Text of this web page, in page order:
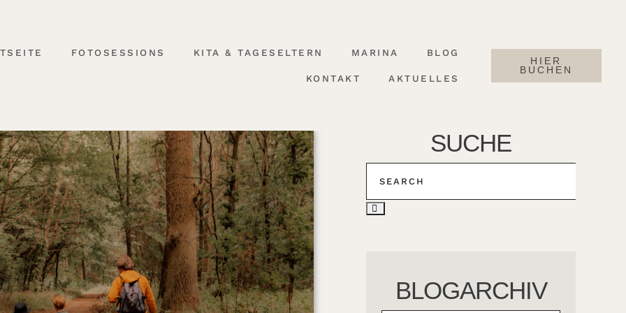
FOTOSESSIONS KITA & TAGESELTERN MARINA BLOG
KONTAKT AKTUELLES
HIER
BUCHEN
SUCHE
BLOGARCHIV